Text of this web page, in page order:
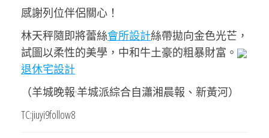
感謝列位伴侶關心！
林天秤隨即將蕾絲會所設計絲帶拋向金色光芒，
試圖以柔性的美學，中和牛土豪的粗暴財富。
退休宅設計
（羊城晚報·羊城派綜合自瀟湘晨報、新黃河）
TC:jiuyi9follow8